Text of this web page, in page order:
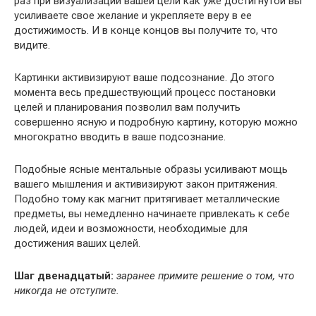
усиливаете свое желание и укрепляете веру в ее
достижимость. И в конце концов вы получите то, что
видите.
Картинки активизируют ваше подсознание. До этого
момента весь предшествующий процесс постановки
целей и планирования позволил вам получить
совершенно ясную и подробную картину, которую можно
многократно вводить в ваше подсознание.
Подобные ясные ментальные образы усиливают мощь
вашего мышления и активизируют закон притяжения.
Подобно тому как магнит притягивает металлические
предметы, вы немедленно начинаете привлекать к себе
людей, идеи и возможности, необходимые для
достижения ваших целей.
Шаг двенадцатый: заранее примите решение о том, что
никогда не отступите.